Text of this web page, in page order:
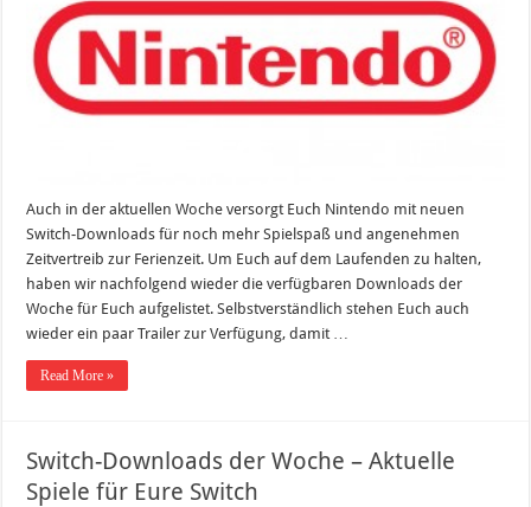
Spiele
Eure
Switch
Auch in der aktuellen Woche versorgt Euch Nintendo mit neuen
Switch-Downloads für noch mehr Spielspaß und angenehmen
Zeitvertreib zur Ferienzeit. Um Euch auf dem Laufenden zu halten,
haben wir nachfolgend wieder die verfügbaren Downloads der
Woche für Euch aufgelistet. Selbstverständlich stehen Euch auch
wieder ein paar Trailer zur Verfügung, damit …
Read More »
Switch-Downloads der Woche – Aktuelle
Spiele für Eure Switch